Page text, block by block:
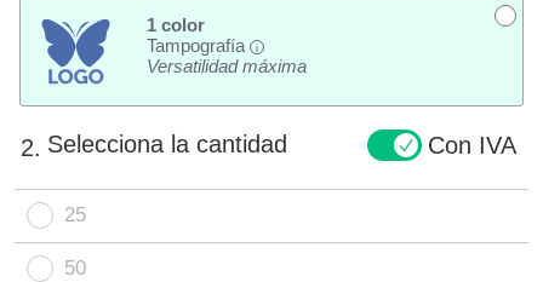
1 color
Tampografía
i
Versatilidad máxima
2. Selecciona la cantidad Con IVA
25
50